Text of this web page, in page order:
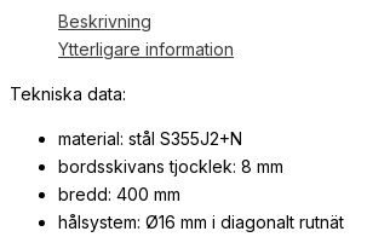
Beskrivning
Ytterligare information
Tekniska data:
material: stål S355J2+N
bordsskivans tjocklek: 8 mm
bredd: 400 mm
hålsystem: Ø16 mm i diagonalt rutnät